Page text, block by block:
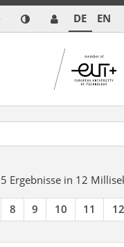
DE EN
Ergebnisse in 12
8 9 10 11 12